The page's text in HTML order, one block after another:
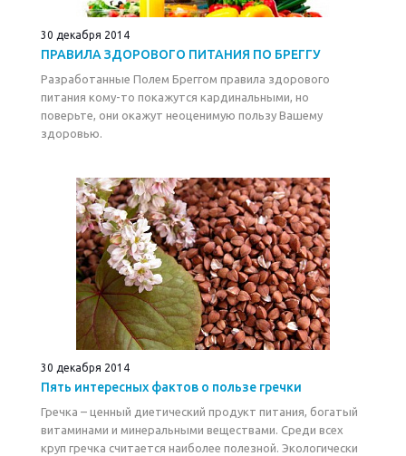
30 декабря 2014
ПРАВИЛА ЗДОРОВОГО ПИТАНИЯ ПО БРЕГГУ
Разработанные Полем Бреггом правила здорового
питания кому-то покажутся кардинальными, но
поверьте, они окажут неоценимую пользу Вашему
здоровью.
30 декабря 2014
Пять интересных фактов о пользе гречки
Гречка – ценный диетический продукт питания, богатый
витаминами и минеральными веществами. Среди всех
круп гречка считается наиболее полезной. Экологически